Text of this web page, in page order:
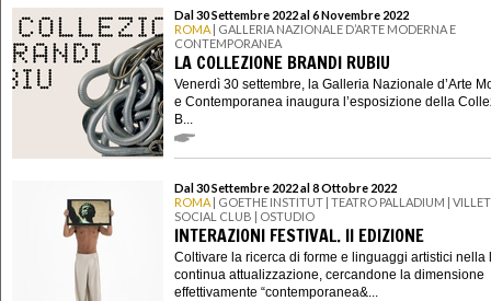
Dal 30 Settembre 2022 al 6 Novembre 2022
ROMA | GALLERIA NAZIONALE D’ARTE MODERNA E
CONTEMPORANEA
LA COLLEZIONE BRANDI RUBIU
Venerdì 30 settembre, la Galleria Nazionale d’Arte
e Contemporanea inaugura l’esposizione della
B...
Dal 30 Settembre 2022 al 8 Ottobre 2022
ROMA | GOETHE INSTITUT | TEATRO PALLADIUM |
SOCIAL CLUB | OSTUDIO
INTERAZIONI FESTIVAL. II EDIZIONE
Coltivare la ricerca di forme e linguaggi artistici nella
continua attualizzazione, cercandone la dimensione
effettivamente “contemporanea&...